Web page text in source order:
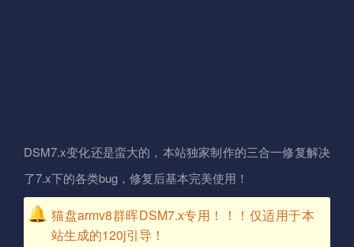
DSM7.x变化还是蛮大的，本站独家制作的三合一修复解决
了7.x下的各类bug，修复后基本完美使用！
猫盘armv8群晖DSM7.x专用！！！仅适用于本
站生成的120j引导！